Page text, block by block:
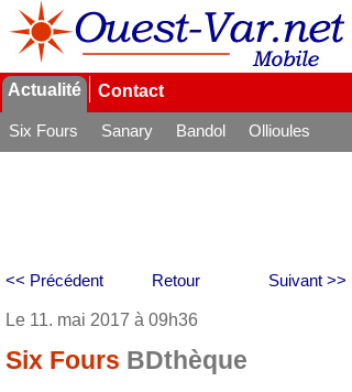
Actualité Contact
Six Fours Sanary Bandol
Ollioules
Retour
<< Précédent Suivant >>
Le 11. mai 2017 à 09h36
Six Fours BDthèque